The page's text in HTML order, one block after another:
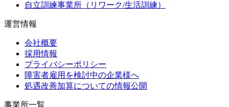
自立訓練事業所（リワーク/生活訓練）
運営情報
会社概要
採用情報
プライバシーポリシー
障害者雇用を検討中の企業様へ
処遇改善加算についての情報公開
事業所一覧